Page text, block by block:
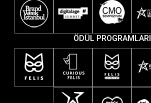
ÖDÜL PROGRAMLARI